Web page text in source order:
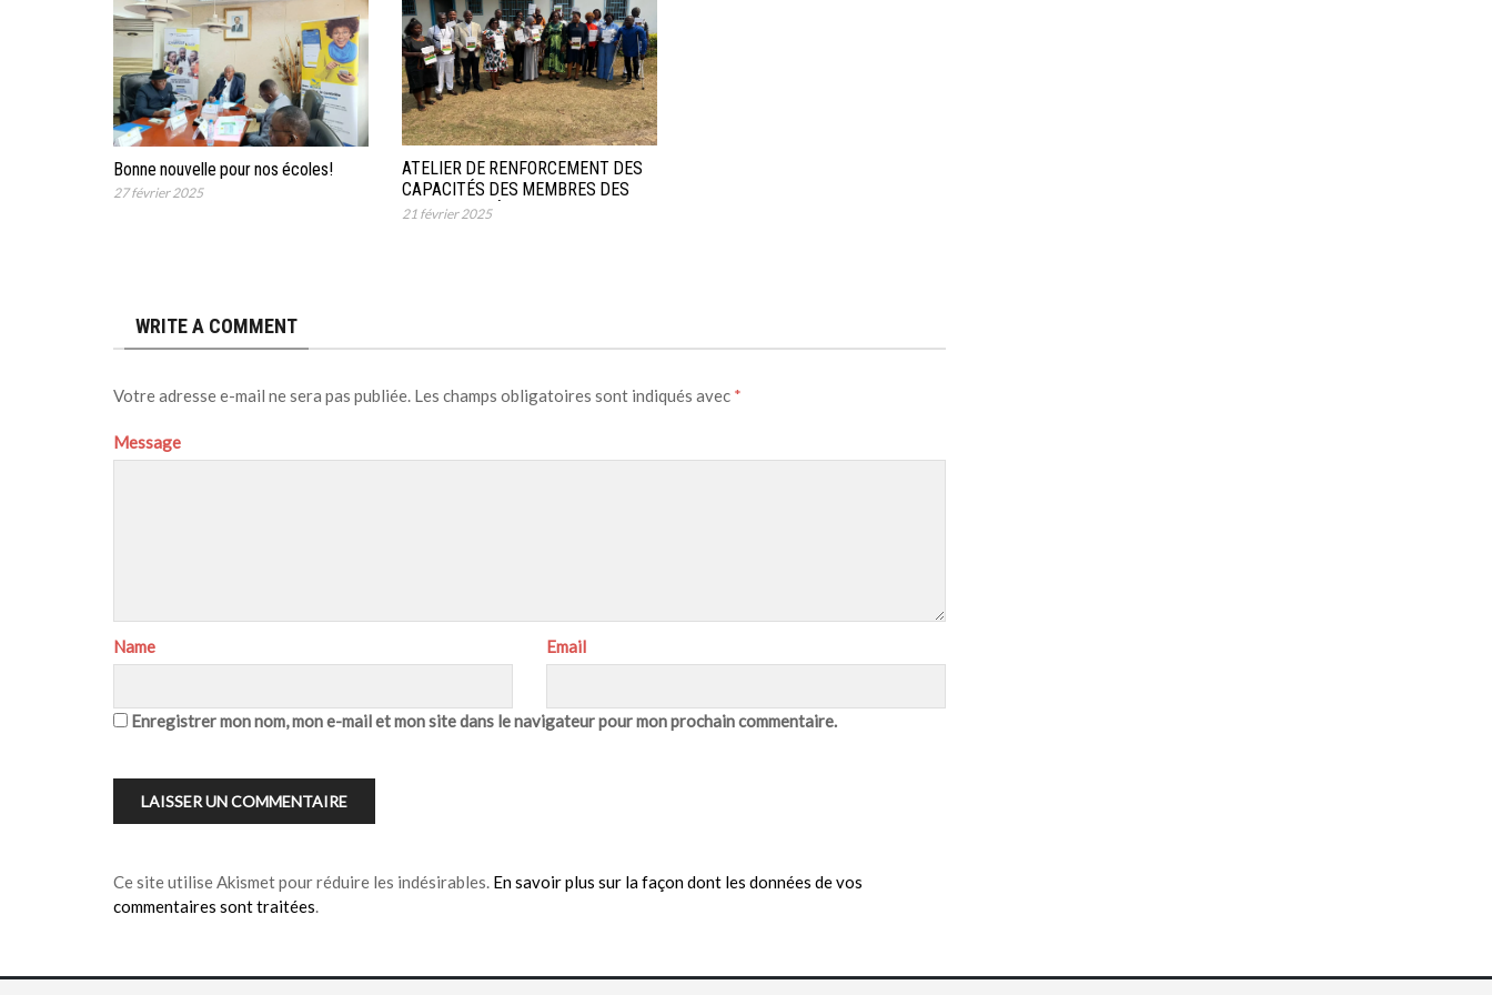
Bonne nouvelle pour nos écoles!
27 février 2025
ATELIER DE RENFORCEMENT DES
CAPACITÉS DES MEMBRES DES
CONSEILS D’ÉCOLE SUR LA
21 février 2025
WRITE A COMMENT
Votre adresse e-mail ne sera pas publiée. Les champs obligatoires sont indiqués avec *
Message
Name Email
Enregistrer mon nom, mon e-mail et mon site dans le navigateur pour mon prochain commentaire.
Ce site utilise Akismet pour réduire les indésirables. En savoir plus sur la façon dont les données de vos
commentaires sont traitées.